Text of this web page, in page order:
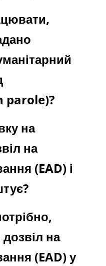
на
на
(EAD) і
на
(EAD) у